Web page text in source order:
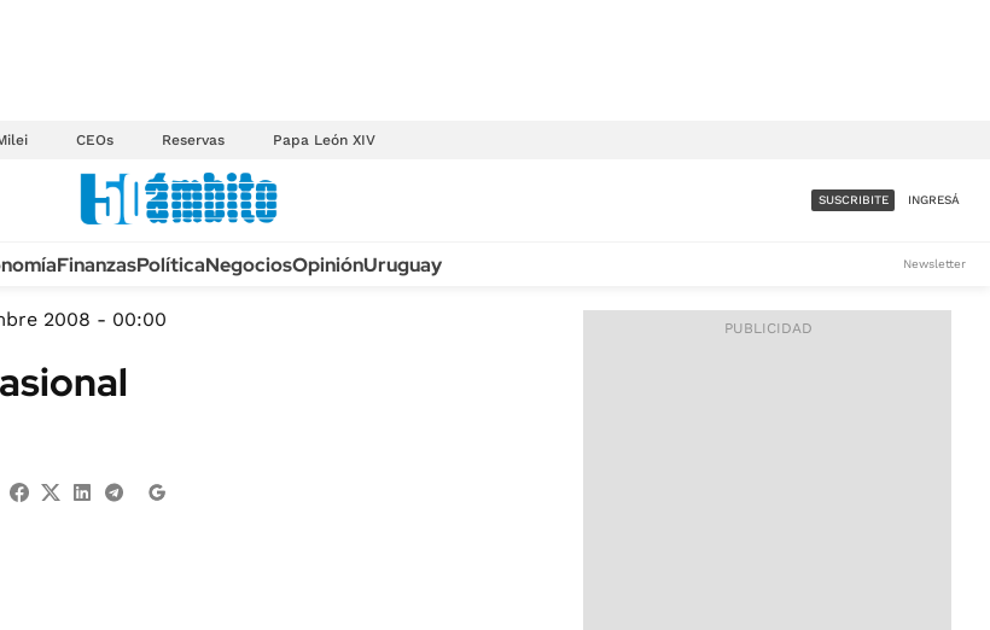
CEOs Reservas Papa León XIV
MÉXICO
ACCESO FULL - $1.800/MES
SUSCRIBITE INGRESÁ
FinanzasPolíticaNegociosOpiniónUruguay Newsletter
2008 - 00:00